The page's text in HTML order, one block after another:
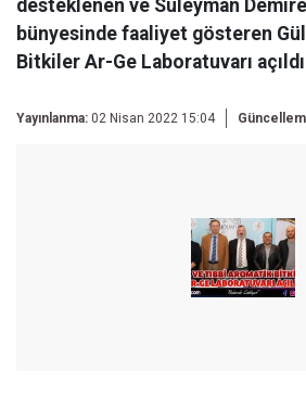
desteklenen ve Süleyman
bünyesinde faaliyet gösteren
Bitkiler Ar-Ge Laboratuvarı
Yayınlanma: 02 Nisan 2022 15:04